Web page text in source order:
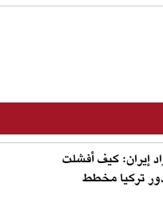
إيران: كيف أفشلت
تركيا مخطط